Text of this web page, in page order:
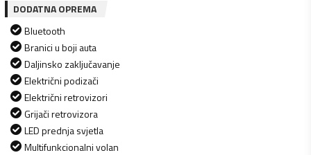
DODATNA OPREMA
Bluetooth
Branici u boji auta
Daljinsko zaključavanje
Električni podizači
Električni retrovizori
Grijači retrovizora
LED prednja svjetla
Multifunkcionalni volan